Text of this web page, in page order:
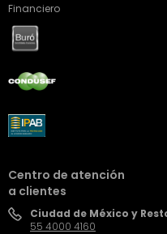
Financiero
Centro de atención
a clientes
Ciudad de México y
55 4000 4160